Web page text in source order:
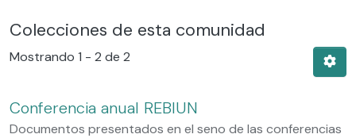
Colecciones de esta comunidad
Mostrando 1 - 2 de 2
Conferencia anual REBIUN
Documentos presentados en el seno de las conferencias